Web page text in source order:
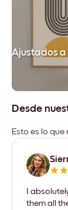
Ajustados
Desde
Esto es lo
I
them all